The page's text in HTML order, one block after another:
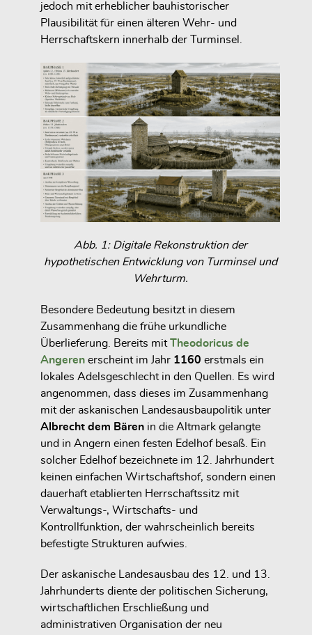
jedoch mit erheblicher bauhistorischer
Plausibilität für einen älteren Wehr- und
Herrschaftskern innerhalb der Turminsel.
Abb. 1: Digitale Rekonstruktion der
hypothetischen Entwicklung von Turminsel und
Wehrturm.
Besondere Bedeutung besitzt in diesem
Zusammenhang die frühe urkundliche
Überlieferung. Bereits mitTheodoricus de
Angeren erscheint im Jahr 1160 erstmals ein
lokales Adelsgeschlecht in den Quellen. Es wird
angenommen, dass dieses im Zusammenhang
mit der askanischen Landesausbaupolitik unter
Albrecht dem Bären in die Altmark gelangte
und in Angern einen festen Edelhof besaß. Ein
solcher Edelhof bezeichnete im 12. Jahrhundert
keinen einfachen Wirtschaftshof, sondern einen
dauerhaft etablierten Herrschaftssitz mit
Verwaltungs-, Wirtschafts- und
Kontrollfunktion, der wahrscheinlich bereits
befestigte Strukturen aufwies.
Der askanische Landesausbau des 12. und 13.
Jahrhunderts diente der politischen Sicherung,
wirtschaftlichen Erschließung und
administrativen Organisation der neu